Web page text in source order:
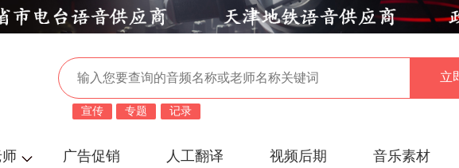
宣传 专题
记录
广告促销 人工翻译 视频后期 音乐素材